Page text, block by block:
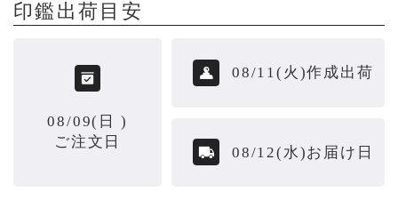
印鑑出荷目安
08/09(日 )
ご注文日
08/11(火)作成出荷
08/12(水)お届け日